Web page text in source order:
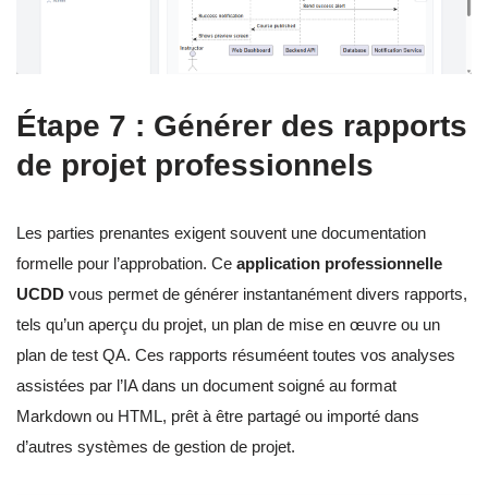
Étape 7 : Générer des rapports
de projet professionnels
Les parties prenantes exigent souvent une documentation
formelle pour l’approbation. Ce application professionnelle
UCDD vous permet de générer instantanément divers rapports,
tels qu’un aperçu du projet, un plan de mise en œuvre ou un
plan de test QA. Ces rapports résuméent toutes vos analyses
assistées par l’IA dans un document soigné au format
Markdown ou HTML, prêt à être partagé ou importé dans
d’autres systèmes de gestion de projet.